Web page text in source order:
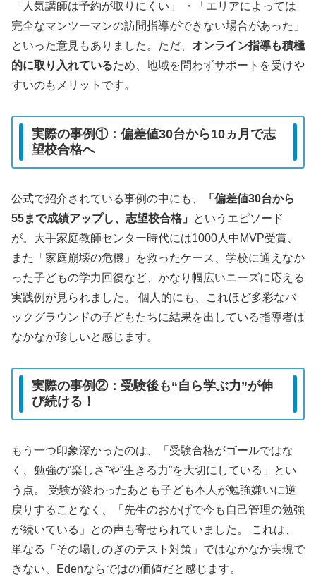
「人気講師は予約が取りにくい」 ・「エリアによっては
完全なマンツーマンの訪問指導ができない場合があった」
といった意見もありました。ただ、 オンライン指導も積極
的に取り入れているため、地域を問わずサポートを受けや
すいのもメリットです。
実際の事例①：偏差値30台から10ヵ月で志
望校合格へ
公式で紹介されている事例の中にも、
「偏差値30台から
55まで成績アップし、志望校合格」
というエピソード
が。大手家庭教師センター時代には1000人中MVP受賞、
また「家庭崩壊の危機」を救ったケース、学校に通えなか
った子どもの学力回復など、かなり幅広いニーズに応える
実践例が見られました。 個人的にも、これほど多彩なバ
ックグラウンドの子どもたちに結果を出している指導者は
なかなか珍しいと感じます。
実際の事例②：受験後も“自ら学ぶ力”が伸
び続ける！
もう一つ印象深かったのは、「受験合格がゴールではな
く、勉強の“楽しさ”や“生きる力”を大切にしている」とい
う点。 受験が終わったあとも子ども本人が勉強嫌いに逆
戻りすることなく、「先生のおかげで今も自己管理の勉強
が続いている」との声も寄せられていました。 これは、
単なる「その場しのぎのテスト対策」ではなかなか実現で
きない、Edenならではの価値だと感じます。